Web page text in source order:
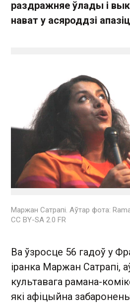
раздражняе ўлады і
нават у асяроддзі
Маржан Сатрапі. Аўтар фота:
CC BY-SA 2.0 FR
Ва ўзросце 56 гадоў у
іранка Маржан Сатрапі,
культавага рамана-
які афіцыйна